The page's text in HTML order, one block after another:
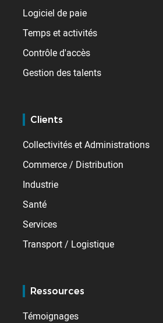
Logiciel de paie
Temps et activités
Contrôle d'accès
Gestion des talents
Clients
Collectivités et Administrations
Commerce / Distribution
Industrie
Santé
Services
Transport / Logistique
Ressources
Témoignages